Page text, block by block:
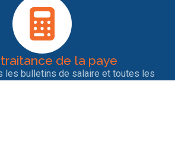
de la paye
les bulletins de salaire et toutes les